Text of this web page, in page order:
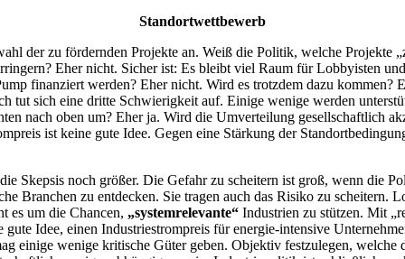
Standortwettbewerb
der zu fördernden Projekte an. Weiß die Politik, welche Projekte
Eher nicht. Sicher ist: Es bleibt viel Raum für Lobbyisten
finanziert werden? Eher nicht. Wird es trotzdem dazu kommen?
tut sich eine dritte Schwierigkeit auf. Einige wenige werden
nach oben um? Eher ja. Wird die Umverteilung gesellschaftlich
ist keine gute Idee. Gegen eine Stärkung der
Skepsis noch größer. Die Gefahr zu scheitern ist groß, wenn die
Branchen zu entdecken. Sie tragen auch das Risiko zu scheitern.
es um die Chancen, „systemrelevante“ Industrien zu stützen. Mit
Idee, einen Industriestrompreis für energie-intensive
einige wenige kritische Güter geben. Objektiv festzulegen,